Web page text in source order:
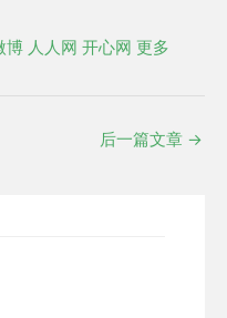
博 人人网 开心网 更多
后一篇文章 →